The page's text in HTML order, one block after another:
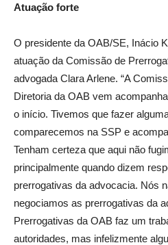
Atuação forte
O presidente da OAB/SE, Inácio
atuação da Comissão de
advogada Clara Arlene. “A
Diretoria da OAB vem
o início. Tivemos que fazer
comparecemos na SSP e
Tenham certeza que aqui não
principalmente quando dizem
prerrogativas da advocacia. Nós
negociamos as prerrogativas da
Prerrogativas da OAB faz um
autoridades, mas infelizmente